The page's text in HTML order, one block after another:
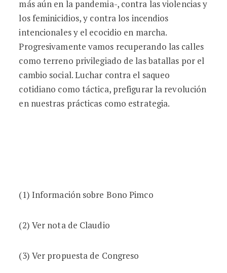
más aún en la pandemia-, contra las violencias y
los feminicidios, y contra los incendios
intencionales y el ecocidio en marcha.
Progresivamente vamos recuperando las calles
como terreno privilegiado de las batallas por el
cambio social. Luchar contra el saqueo
cotidiano como táctica, prefigurar la revolución
en nuestras prácticas como estrategia.
(1) Información sobre Bono Pimco
(2) Ver nota de Claudio
(3) Ver propuesta de Congreso